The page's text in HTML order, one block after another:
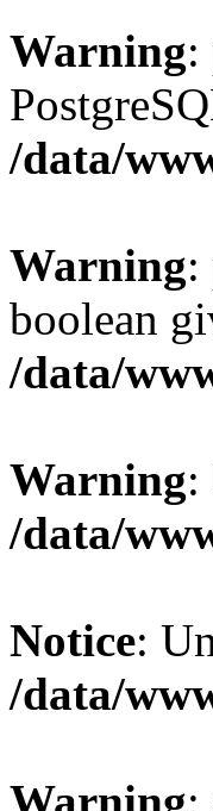
Warning:
/data/
Warning:
boolean
/data/
Warning:
/data/
Notice:
/data/